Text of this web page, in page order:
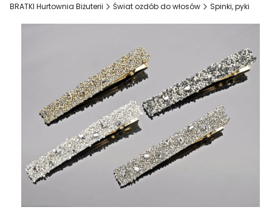
BRATKI Hurtownia Biżuterii Świat ozdób do włosów Spinki, pyki